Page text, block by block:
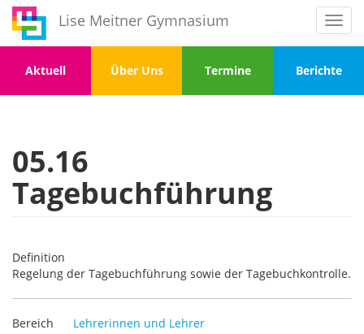
Direkt
zum
Inhalt
Lise Meitner Gymnasium
Menu
1
Aktuell
Menu
2
Über Uns
Menu
3
Termine
Menu
4
Berichte
05.16
Tagebuchführung
Definition
Regelung der Tagebuchführung sowie der Tagebuchkontrolle.
Bereich Lehrerinnen und Lehrer